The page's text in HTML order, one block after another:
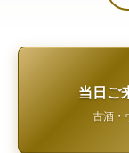
当日ご
古酒・